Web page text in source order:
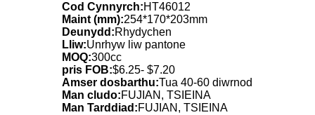
Cod Cynnyrch:HT46012
Maint (mm):254*170*203mm
Deunydd:Rhydychen
Lliw:Unrhyw liw pantone
MOQ:300cc
pris FOB:$6.25- $7.20
Amser dosbarthu:Tua 40-60 diwrnod
Man cludo:FUJIAN, TSIEINA
Man Tarddiad:FUJIAN, TSIEINA